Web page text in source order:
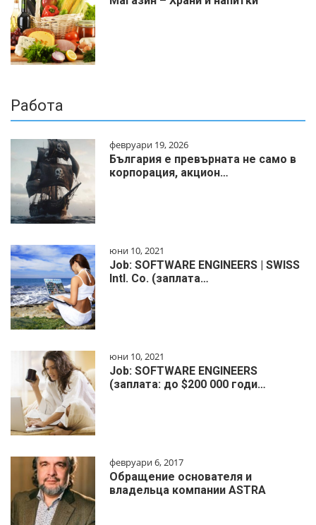
Работа
февруари 19, 2026
България е превърната не само в
корпорация, акцион…
юни 10, 2021
Job: SOFTWARE ENGINEERS | SWISS
Intl. Co. (заплата…
юни 10, 2021
Job: SOFTWARE ENGINEERS
(заплата: до $200 000 годи…
февруари 6, 2017
Обращение основателя и
владельца компании ASTRA